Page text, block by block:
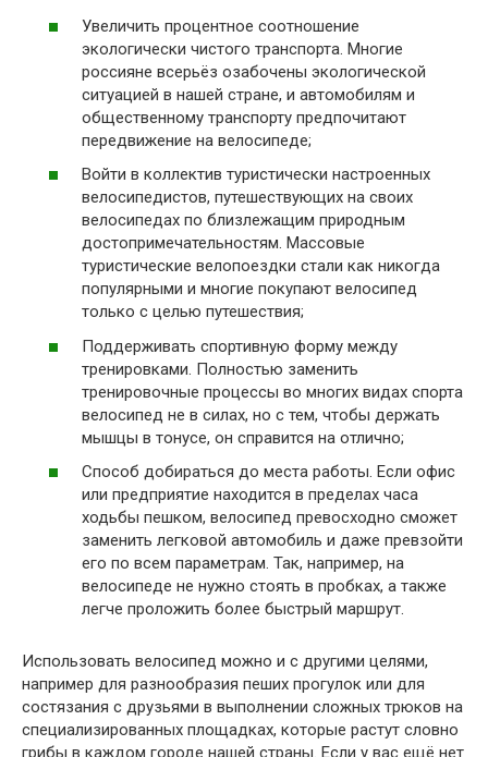
Увеличить процентное соотношение
экологически чистого транспорта. Многие
россияне всерьёз озабочены экологической
ситуацией в нашей стране, и автомобилям и
общественному транспорту предпочитают
передвижение на велосипеде;
Войти в коллектив туристически настроенных
велосипедистов, путешествующих на своих
велосипедах по близлежащим природным
достопримечательностям. Массовые
туристические велопоездки стали как никогда
популярными и многие покупают велосипед
только с целью путешествия;
Поддерживать спортивную форму между
тренировками. Полностью заменить
тренировочные процессы во многих видах спорта
велосипед не в силах, но с тем, чтобы держать
мышцы в тонусе, он справится на отлично;
Способ добираться до места работы. Если офис
или предприятие находится в пределах часа
ходьбы пешком, велосипед превосходно сможет
заменить легковой автомобиль и даже превзойти
его по всем параметрам. Так, например, на
велосипеде не нужно стоять в пробках, а также
легче проложить более быстрый маршрут.
Использовать велосипед можно и с другими целями,
например для разнообразия пеших прогулок или для
состязания с друзьями в выполнении сложных трюков на
специализированных площадках, которые растут словно